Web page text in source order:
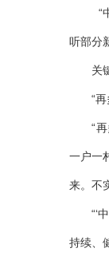
“中国
听部分
关键
“再多
“再多
一户一
来。不
“‘中
持续、